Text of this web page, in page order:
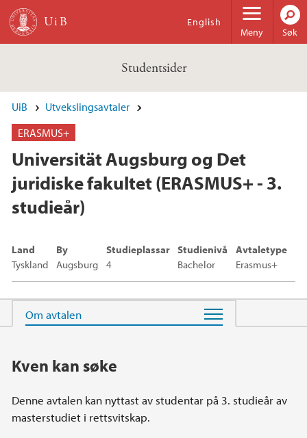
Hopp til hovedinnhold
Meny
English
Søk
Studentsider
UiB
Utvekslingsavtaler
ERASMUS+
Universität Augsburg og Det
juridiske fakultet (ERASMUS+ - 3.
studieår)
Land
Tyskland
By
Augsburg
Studieplassar
4
Studienivå
Bachelor
Avtaletype
Erasmus+
Hovedinnhold
Kven kan søke
Denne avtalen kan nyttast av studentar på 3. studieår av
masterstudiet i rettsvitskap.